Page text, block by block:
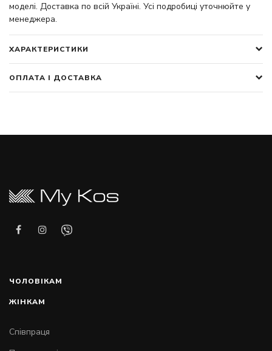
моделі. Доставка по всій Україні. Усі подробиці уточнюйте у
менеджера.
ХАРАКТЕРИСТИКИ
ОПЛАТА І ДОСТАВКА
ЧОЛОВІКАМ
ЖІНКАМ
Співпраця